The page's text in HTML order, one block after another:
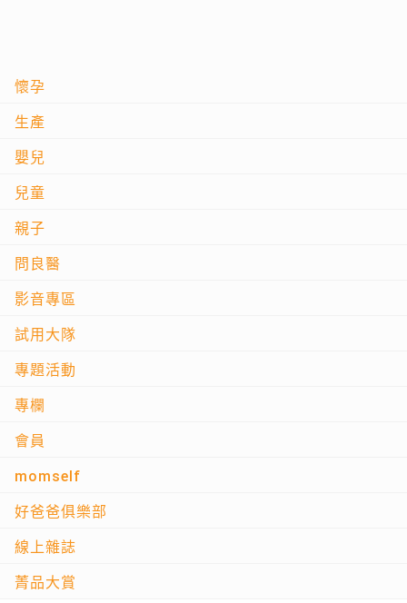
懷孕
生產
嬰兒
兒童
親子
問良醫
影音專區
試用大隊
專題活動
專欄
會員
momself
好爸爸俱樂部
線上雜誌
菁品大賞